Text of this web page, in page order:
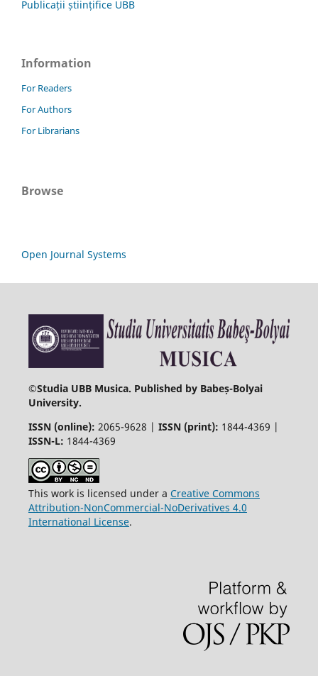
Publicații științifice UBB
Information
For Readers
For Authors
For Librarians
Browse
Open Journal Systems
©Studia UBB Musica. Published by Babeș-Bolyai
University.
ISSN (online): 2065-9628 | ISSN (print): 1844-4369 |
ISSN-L: 1844-4369
This work is licensed under a Creative Commons
Attribution-NonCommercial-NoDerivatives 4.0
International License.